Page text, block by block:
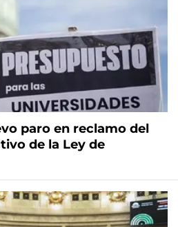
paro en reclamo del
de la Ley de